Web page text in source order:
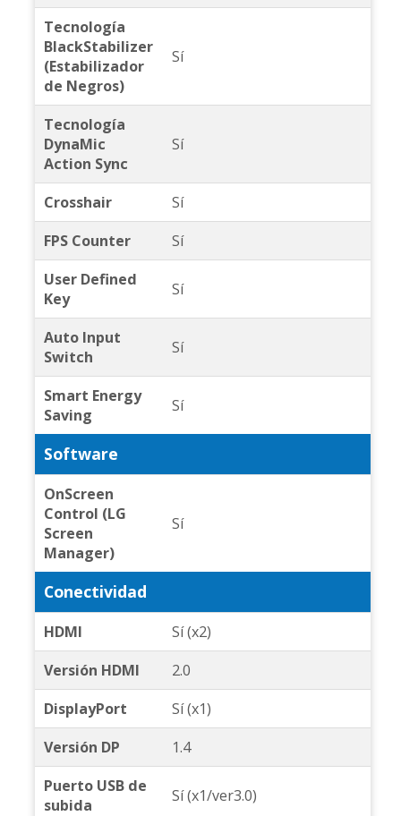
Tecnología
BlackStabilizer
(Estabilizador
de Negros)
Sí
Tecnología
DynaMic
Action Sync
Sí
Crosshair
Sí
FPS Counter
Sí
User Defined
Key
Sí
Auto Input
Switch
Sí
Smart Energy
Saving
Sí
Software
OnScreen
Control (LG
Screen
Manager)
Sí
Conectividad
HDMI
Sí (x2)
Versión HDMI
2.0
DisplayPort
Sí (x1)
Versión DP
1.4
Puerto USB de
subida
Sí (x1/ver3.0)